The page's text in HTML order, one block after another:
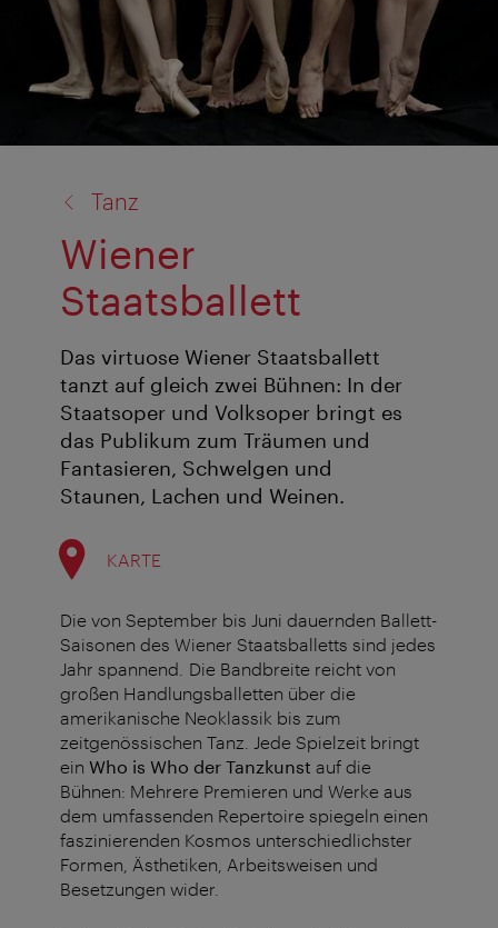
Tanz
Wiener
Staatsballett
Das virtuose Wiener Staatsballett
tanzt auf gleich zwei Bühnen: In der
Staatsoper und Volksoper bringt es
das Publikum zum Träumen und
Fantasieren, Schwelgen und
Staunen, Lachen und Weinen.
KARTE
Die von September bis Juni dauernden Ballett-
Saisonen des Wiener Staatsballetts sind jedes
Jahr spannend. Die Bandbreite reicht von
großen Handlungsballetten über die
amerikanische Neoklassik bis zum
zeitgenössischen Tanz. Jede Spielzeit bringt
ein Who is Who der Tanzkunst auf die
Bühnen: Mehrere Premieren und Werke aus
dem umfassenden Repertoire spiegeln einen
faszinierenden Kosmos unterschiedlichster
Formen, Ästhetiken, Arbeitsweisen und
Besetzungen wider.